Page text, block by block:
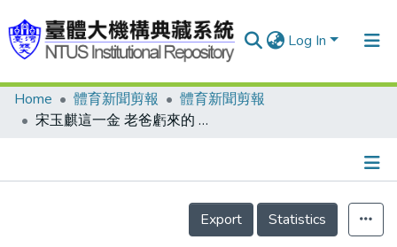
Log In
Communities & Collections
Home 體育新聞剪報
體育新聞剪報
宋玉麒這一金 老爸虧來的 「練了十多年，沒踢過奧運，像話嗎？」「七早八早就收山，不會遺憾嗎？」/道服都送人想退休/亞運空手歸很灰心/跟人借護具 當國手/世界級大賽第一金/明年拚奧運有信心/北京奧運男奪金雙保險/宋玉麒國際大賽戰績表
Details
Export
Statistics